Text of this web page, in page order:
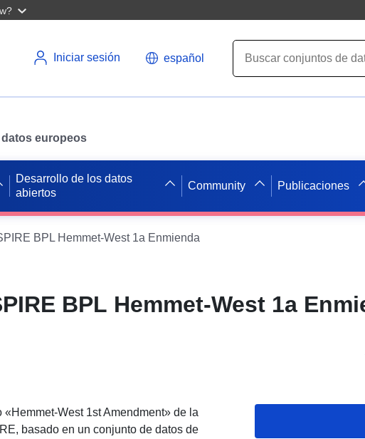
Iniciar sesión español
europeos
Desarrollo de los datos
abiertos
Community Publicaciones
BPL Hemmet-West 1a Enmienda
BPL Hemmet-West 1a
West 1st Amendment» de la
basado en un conjunto de datos de